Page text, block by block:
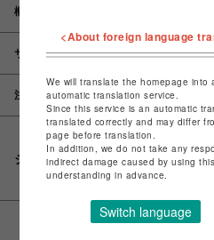
概要
サイズ
注意事項
シェアする
<About foreign language
We will translate the homepage
automatic translation service.
Since this service is an automatic
translated correctly and may differ
page before translation.
In addition, we do not take any
indirect damage caused by using
understanding in advance.
Switch language